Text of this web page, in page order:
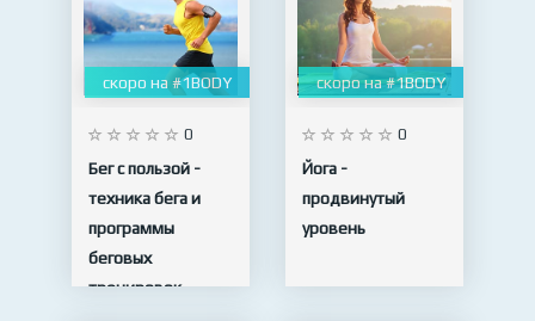
скоро на #1BODY
0
Бег с пользой -
техника бега и
программы
беговых
тренировок
скоро на #1BODY
0
Йога -
продвинутый
уровень